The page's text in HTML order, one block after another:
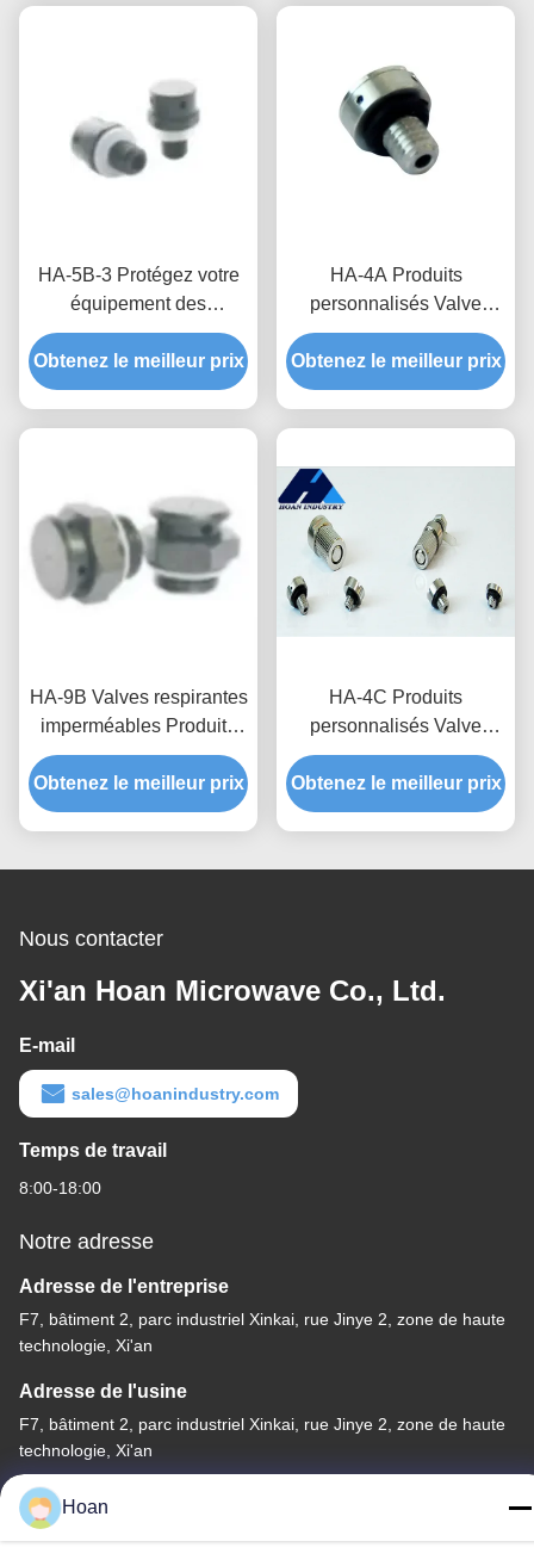
HA-5B-3 Protégez votre
équipement des
différences de pression et
des environnements
humides avec des
Obtenez le meilleur prix
HA-4A Produits
personnalisés Valve
respirante imperméable
pour une protection
optimale de l'équipement
Obtenez le meilleur prix
HA-9B Valves respirantes
imperméables Produits
personnalisés pour
l'électronique grand
public et
Obtenez le meilleur prix
HA-4C Produits
personnalisés Valve
imperméable et
respirante pour une
meilleure dissipation de
lampes LED
Obtenez le meilleur prix
Nous contacter
Xi'an Hoan Microwave Co., Ltd.
E-mail
sales@hoanindustry.com
Temps de travail
8:00-18:00
Notre adresse
Adresse de l'entreprise
F7, bâtiment 2, parc industriel Xinkai, rue Jinye 2, zone de haute
technologie, Xi'an
Adresse de l'usine
F7, bâtiment 2, parc industriel Xinkai, rue Jinye 2, zone de haute
technologie, Xi'an
Télégramme
86--18740357801
Hoan